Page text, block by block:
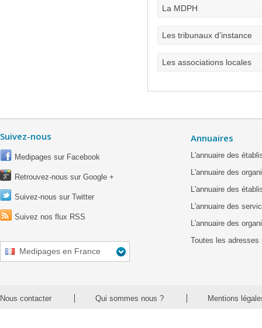
La MDPH
Les tribunaux d'instance
Les associations locales
Suivez-nous
Medipages sur Facebook
Retrouvez-nous sur Google +
Suivez-nous sur Twitter
Suivez nos flux RSS
Medipages en France
Annuaires
L'annuaire des
L'annuaire des
L'annuaire des
L'annuaire des
L'annuaire des
Toutes les adresses
Nous contacter Qui sommes nous ? Mentions